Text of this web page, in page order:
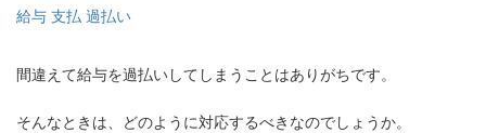
給与 支払 過払い
間違えて給与を過払いしてしまうことはありがちです。
そんなときは、どのように対応するべきなのでしょうか。